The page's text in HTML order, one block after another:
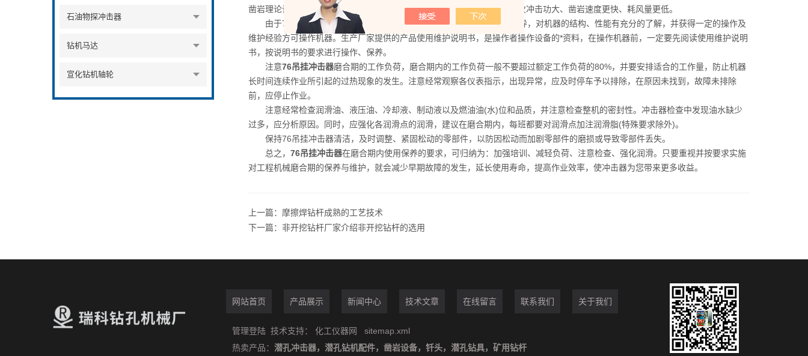
石油物探冲击器
钻机马达
宣化钻机轴轮
凿岩理论设计冲击器的内部结构尺寸，使冲击器获得理想的能量传递，单次冲击功大、凿岩速度更快、耗风量更低。
由于76吊挂冲击器是特殊车辆，操作人员应接受生产厂家的培训、指导，对机器的结构、性能有充分的了解，并获得一定的操作及
维护经验方可操作机器。生产厂家提供的产品使用维护说明书，是操作者操作设备的*资料，在操作机器前，一定要先阅读使用维护说明
书，按说明书的要求进行操作、保养。
注意76吊挂冲击器磨合期的工作负荷，磨合期内的工作负荷一般不要超过额定工作负荷的80%，并要安排适合的工作量，防止机器
长时间连续作业所引起的过热现象的发生。注意经常观察各仪表指示，出现异常，应及时停车予以排除，在原因未找到，故障未排除
前，应停止作业。
注意经常检查润滑油、液压油、冷却液、制动液以及燃油油(水)位和品质，并注意检查整机的密封性。冲击器检查中发现油水缺少
过多，应分析原因。同时，应强化各润滑点的润滑，建议在磨合期内，每班都要对润滑点加注润滑脂(特殊要求除外)。
保持76吊挂冲击器清洁，及时调整、紧固松动的零部件，以防因松动而加剧零部件的磨损或导致零部件丢失。
总之， 76吊挂冲击器在磨合期内使用保养的要求，可归纳为：加强培训、减轻负荷、注意检查、强化润滑。只要重视并按要求实施
对工程机械磨合期的保养与维护，就会减少早期故障的发生，延长使用寿命，提高作业效率，使冲击器为您带来更多收益。
上一篇： 摩擦焊钻杆成熟的工艺技术
下一篇： 非开挖钻杆厂家介绍非开挖钻杆的选用
网站首页 产品展示 新闻中心 技术文章 在线留言 联系我们 关于我们
管理登陆 技术支持： 化工仪器网
sitemap.xml
热卖产品： 潜孔冲击器，潜孔钻机配件，凿岩设备，钎头，潜孔钻具，矿用钻杆